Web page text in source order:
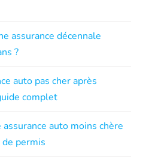
assurance décennale
?
auto pas cher après
complet
auto moins chère
permis